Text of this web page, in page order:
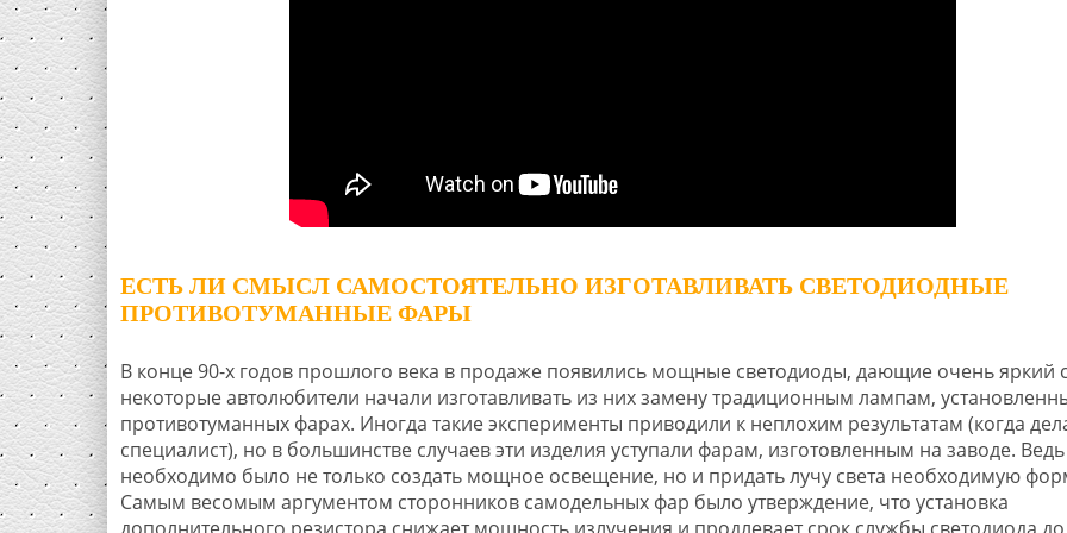
ЕСТЬ ЛИ СМЫСЛ САМОСТОЯТЕЛЬНО ИЗГОТАВЛИВАТЬ СВЕТОДИОДНЫЕ
ПРОТИВОТУМАННЫЕ ФАРЫ
В конце 90-х годов прошлого века в продаже появились мощные светодиоды, дающие очень яркий
некоторые автолюбители начали изготавливать из них замену традиционным лампам,
противотуманных фарах. Иногда такие эксперименты приводили к неплохим результатам (когда
специалист), но в большинстве случаев эти изделия уступали фарам, изготовленным на заводе. Ведь
необходимо было не только создать мощное освещение, но и придать лучу света необходимую
Самым весомым аргументом сторонников самодельных фар было утверждение, что установка
дополнительного резистора снижает мощность излучения и продлевает срок службы светодиода до